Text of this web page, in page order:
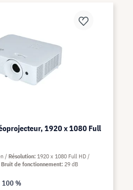
1920 x 1080 Full
Résolution 1920 x 1080 Full HD
Bruit de fonctionnement 29 dB
100 %